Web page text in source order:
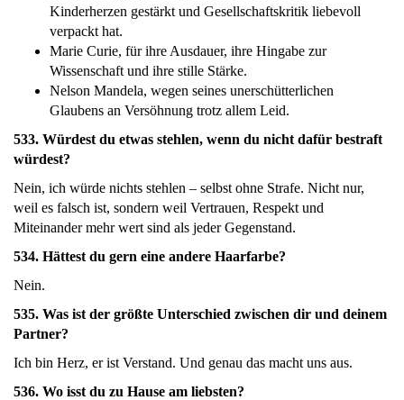
Kinderherzen gestärkt und Gesellschaftskritik liebevoll
verpackt hat.
Marie Curie, für ihre Ausdauer, ihre Hingabe zur
Wissenschaft und ihre stille Stärke.
Nelson Mandela, wegen seines unerschütterlichen
Glaubens an Versöhnung trotz allem Leid.
533. Würdest du etwas stehlen, wenn du nicht dafür bestraft
würdest?
Nein, ich würde nichts stehlen – selbst ohne Strafe. Nicht nur,
weil es falsch ist, sondern weil Vertrauen, Respekt und
Miteinander mehr wert sind als jeder Gegenstand.
534. Hättest du gern eine andere Haarfarbe?
Nein.
535. Was ist der größte Unterschied zwischen dir und deinem
Partner?
Ich bin Herz, er ist Verstand. Und genau das macht uns aus.
536. Wo isst du zu Hause am liebsten?